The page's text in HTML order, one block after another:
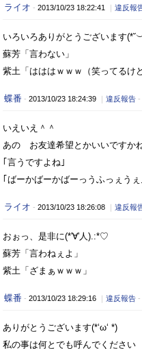
ライオ - 2013/10/23 18:22:41 ｜ 違反報
いろいろありがとうございます
蘇芳「言わない」
紫土「はははｗｗｗ（笑ってるけ
蝶番 - 2013/10/23 18:24:39 ｜ 違反報告 -
いえいえ＾＾
あの お友達希望とかいいですか
｢言うですよね｣
｢ばーかばーかばーっうふっぇう
ライオ - 2013/10/23 18:26:08 ｜ 違反報
おぉっ、是非に(*'∀'人).:*♡
蘇芳「言わねぇよ」
紫土「ざまぁｗｗｗ」
蝶番 - 2013/10/23 18:29:16 ｜ 違反報告 -
ありがとうございます(*‘ω‘ *)
私の事は何とでも呼んでください